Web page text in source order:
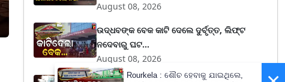
August 08, 2026
ଉଦ୍ଧବଙ୍କ ବେକ କାଟି ଦେଲେ ଦୁର୍ବୃତ୍ତ, ଲିଫ୍ଟ
ନଦେବାରୁ ଘଟ...
August 08, 2026
Rourkela : ଶୌଚ ହେବାକୁ ଯାଇଥିଲେ,